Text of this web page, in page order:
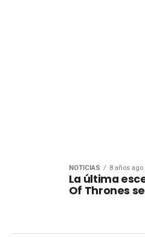
NOTICIAS 8 años ago
La última
Of Thrones